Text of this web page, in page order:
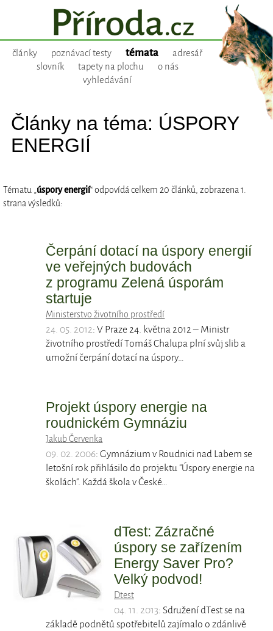
články poznávací testy témata
adresář
slovník
tapety na plochu
o nás
vyhledávání
Články na téma: ÚSPORY
ENERGIÍ
Tématu „úspory energií“ odpovídá celkem 20 článků, zobrazena 1.
strana výsledků:
Čerpání dotací na úspory energií
ve veřejných budovách
z programu Zelená úsporám
startuje
Ministerstvo životního prostředí
24. 05. 2012: V Praze 24. května 2012 – Ministr
životního prostředí Tomáš Chalupa plní svůj slib a
umožní čerpání dotací na úspory…
Projekt úspory energie na
roudnickém Gymnáziu
Jakub Červenka
09. 02. 2006: Gymnázium v Roudnici nad Labem se
letošní rok přihlásilo do projektu "Úspory energie na
školách". Každá škola v České…
dTest: Zázračné
úspory se zařízením
Energy Saver Pro?
Velký podvod!
Dtest
04. 11. 2013: Sdružení dTest se na
základě podnětů spotřebitelů zajímalo o zdánlivě